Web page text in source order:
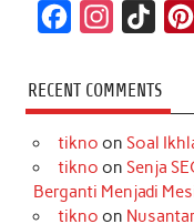
c
e
b
o
s
t
a
r
k
T
o
k
RECENT COMMENTS
tikno on Soal
tikno on Senja
Berganti Menjadi
tikno on